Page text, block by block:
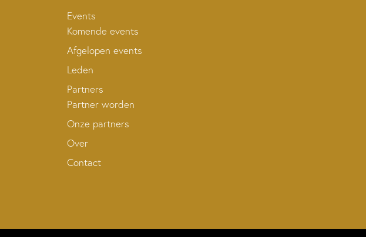
Events
Komende events
Afgelopen events
Leden
Partners
Partner worden
Onze partners
Over
Contact